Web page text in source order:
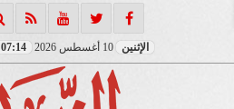
الإثنين 10 أغسطس 2026 07:14 صـ